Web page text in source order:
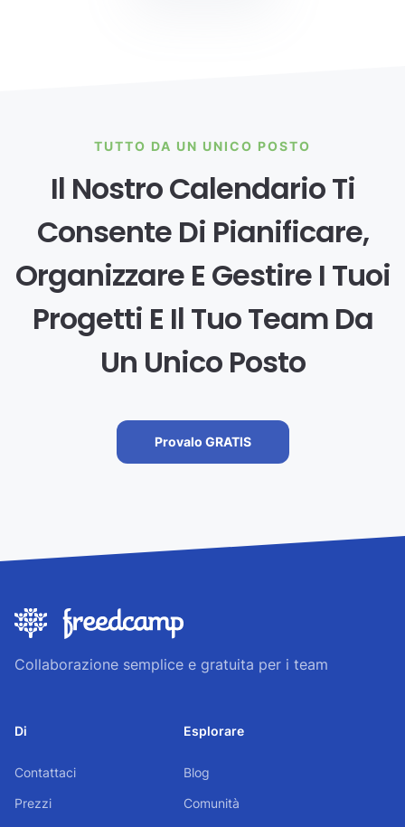
TUTTO DA UN UNICO POSTO
Il Nostro Calendario Ti
Consente Di Pianificare,
Organizzare E Gestire I Tuoi
Progetti E Il Tuo Team Da
Un Unico Posto
Provalo GRATIS
Collaborazione semplice e gratuita per i team
Di
Contattaci
Prezzi
Esplorare
Blog
Comunità